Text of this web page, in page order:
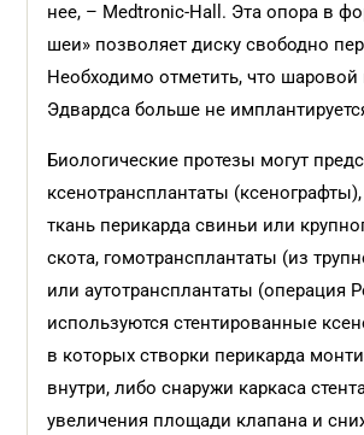
нее, – Medtronic-Hall. Эта опора в
шеи» позволяет диску свободно
Необходимо отметить, что шаровой
Эдвардса больше не
Биологические протезы могут
ксенотрансплантаты
ткань перикарда свиньи или
скота, гомотрансплантаты (из
или аутотрансплантаты (операция
используются стентированные
в которых створки перикарда
внутри, либо снаружи каркаса
увеличения площади клапана и